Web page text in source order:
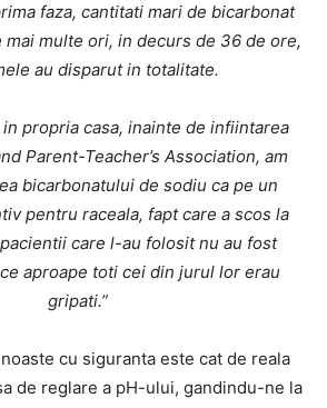
faza, cantitati mari de bicarbonat
multe ori, in decurs de 36 de ore,
au disparut in totalitate.
propria casa, inainte de infiintarea
Parent-Teacher’s Association, am
bicarbonatului de sodiu ca pe un
pentru raceala, fapt care a scos la
care l-au folosit nu au fost
aproape toti cei din jurul lor erau
gripati.”
cu siguranta este cat de reala
de reglare a pH-ului, gandindu-ne la